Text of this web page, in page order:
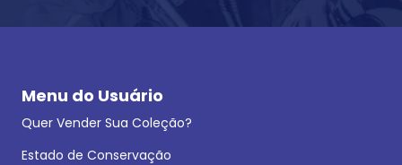
Menu do Usuário
Quer Vender Sua Coleção?
Estado de Conservação